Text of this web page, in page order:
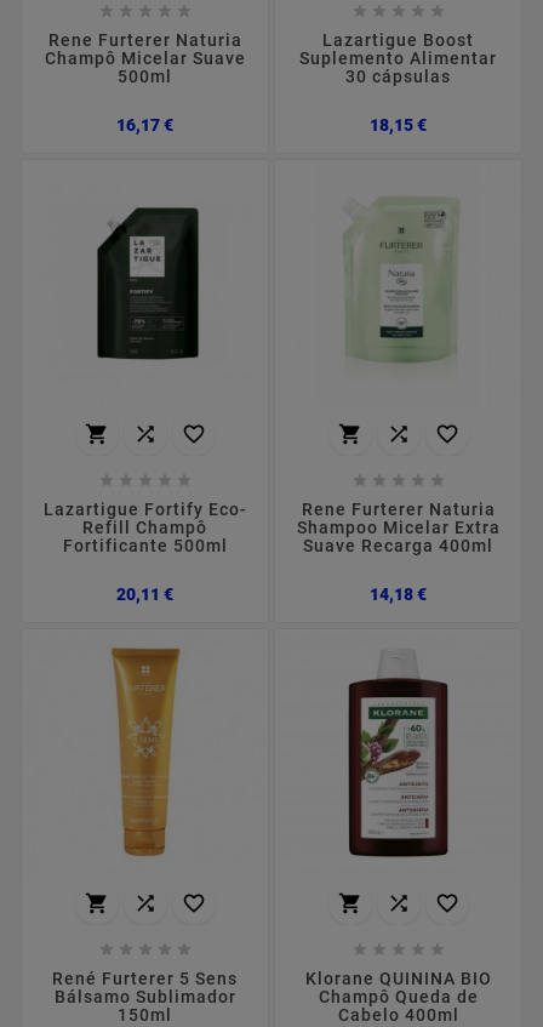
    
Rene Furterer Naturia
Champô Micelar Suave
500ml
16,17 €Preço
    
Lazartigue Boost
Suplemento Alimentar
30 cápsulas
18,15 €Preço
  
    
Lazartigue Fortify Eco-
Refill Champô
Fortificante 500ml
20,11 €Preço
  
    
Rene Furterer Naturia
Shampoo Micelar Extra
Suave Recarga 400ml
14,18 €Preço
  
    
René Furterer 5 Sens
Bálsamo Sublimador
150ml
  
    
Klorane QUININA BIO
Champô Queda de
Cabelo 400ml